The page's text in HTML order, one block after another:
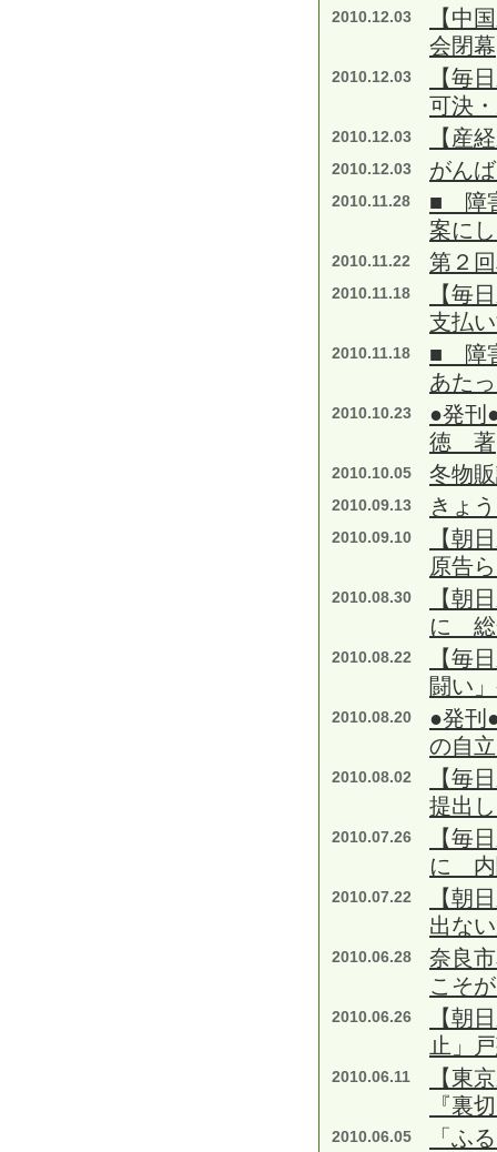
2010.12.03
【中
会閉幕
2010.12.03
【毎
可決
2010.12.03 【産
2010.12.03 がん
2010.11.28
■ 障
案に
2010.11.22 第２
2010.11.18
【毎
支払
2010.11.18
■ 障
あた
2010.10.23
●発刊
徳 著
2010.10.05 冬物
2010.09.13 きょ
2010.09.10
【朝
原告
2010.08.30
【朝
に 総
2010.08.22
【毎
闘い
2010.08.20
●発刊
の自
2010.08.02
【毎
提出
2010.07.26
【毎
に 内
2010.07.22
【朝
出な
2010.06.28
奈良
こそ
2010.06.26
【朝
止」
2010.06.11
【東
『裏
2010.06.05 「ふ